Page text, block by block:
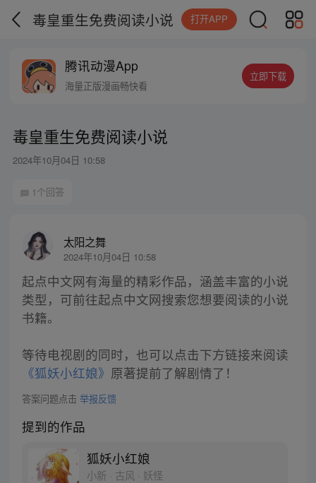
毒皇重生免费阅读小说 打开APP
腾讯动漫App
海量正版漫画畅快看
立即下载
毒皇重生免费阅读小说
2024年10月04日 10:58
1个回答
太阳之舞
2024年10月04日 10:58
起点中文网有海量的精彩作品，涵盖丰富的小说
类型，可前往起点中文网搜索您想要阅读的小说
书籍。
等待电视剧的同时，也可以点击下方链接来阅读
《狐妖小红娘》 原著提前了解剧情了！
答案问题点击 举报反馈
提到的作品
狐妖小红娘
小新 · 古风 · 妖怪